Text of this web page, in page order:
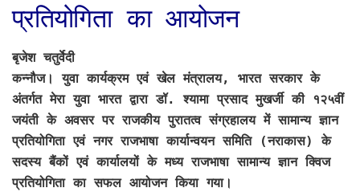
प्रतियोगिता का आयोजन
बृजेश चतुर्वेदी
कन्नौज।
युवा कार्यक्रम एवं खेल मंत्रालय, भारत सरकार के
अंतर्गत मेरा युवा भारत द्वारा डॉ. श्यामा प्रसाद मुखर्जी की १२५वीं
जयंती के अवसर पर राजकीय पुरातत्व संग्रहालय में सामान्य ज्ञान
प्रतियोगिता एवं नगर राजभाषा कार्यान्वयन समिति (नराकास) के
सदस्य बैंकों एवं कार्यालयों के मध्य राजभाषा सामान्य ज्ञान क्विज
प्रतियोगिता का सफल आयोजन किया गया।